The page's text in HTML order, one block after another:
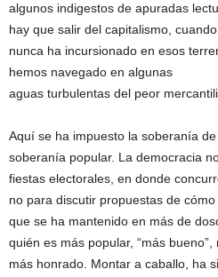
algunos indigestos de apuradas
hay que salir del capitalismo,
nunca ha incursionado en esos
hemos navegado en algunas
aguas turbulentas del peor
Aquí se ha impuesto la soberanía
soberanía popular. La democracia
fiestas electorales, en donde
no para discutir propuestas de
que se ha mantenido en más de
quién es más popular, “más
más honrado. Montar a caballo, ha